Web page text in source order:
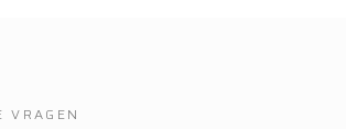
VRAGEN